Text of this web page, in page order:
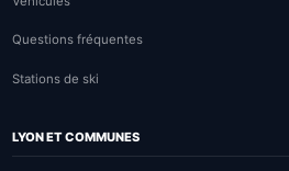
Questions fréquentes
Stations de ski
LYON ET COMMUNES